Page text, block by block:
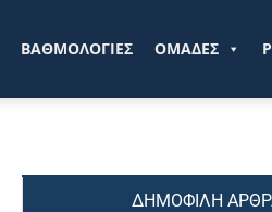
ΒΑΘΜΟΛΟΓΙΕΣ ΟΜΑΔΕΣ
ΔΗΜΟΦΙΛΗ